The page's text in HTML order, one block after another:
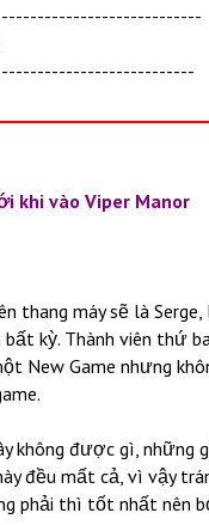
khi vào Viper Manor
thang máy sẽ là
kỳ. Thành viên thứ
New Game nhưng
không được gì, những
đều mất cả, vì vậy
phải thì tốt nhất nên